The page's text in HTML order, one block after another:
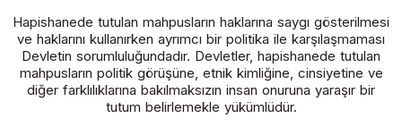
Hapishanede tutulan mahpusların haklarına saygı gösterilmesi
ve haklarını kullanırken ayrımcı bir politika ile karşılaşmaması
Devletin sorumluluğundadır. Devletler, hapishanede tutulan
mahpusların politik görüşüne, etnik kimliğine, cinsiyetine ve
diğer farklılıklarına bakılmaksızın insan onuruna yaraşır bir
tutum belirlemekle yükümlüdür.